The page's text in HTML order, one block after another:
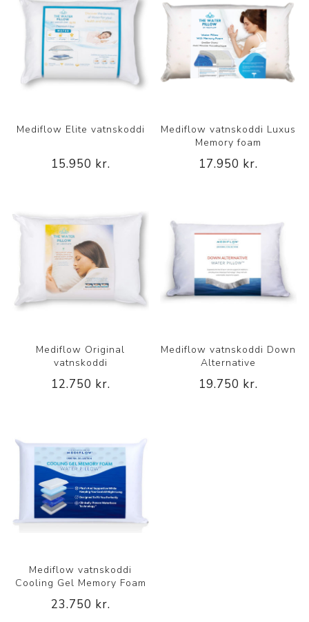
Mediflow Elite vatnskoddi
15.950 kr.
Mediflow vatnskoddi Luxus
Memory foam
17.950 kr.
Mediflow Original
vatnskoddi
12.750 kr.
Mediflow vatnskoddi Down
Alternative
19.750 kr.
Mediflow vatnskoddi
Cooling Gel Memory Foam
23.750 kr.